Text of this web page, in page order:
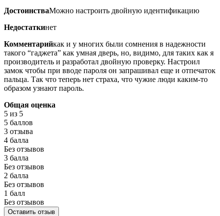
ДостоинстваМожно настроить двойную идентификацию
Недостаткинет
Комментарийкак и у многих были сомнения в надежности
такого “гаджета” как умная дверь, но, видимо, для таких как я
производитель и разработал двойную проверку. Настроил
замок чтобы при вводе пароля он запрашивал еще и отпечаток
пальца. Так что теперь нет страха, что чужие люди каким-то
образом узнают пароль.
Общая оценка
5 из 5
5 баллов
3 отзыва
4 балла
Без отзывов
3 балла
Без отзывов
2 балла
Без отзывов
1 балл
Без отзывов
Оставить отзыв